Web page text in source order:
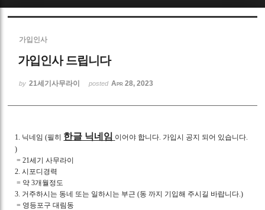
가입인사
가입인사 드립니다
by 21세기사무라이 posted Apr 28, 2023
1. 닉네임 (필히 한글 닉네임 이어야 합니다. 가입시 공지 되어 있습니다.
)
= 21세기 사무라이
2. 시포디경력
= 약 3개월정도
3. 거주하시는 동네 또는 일하시는 부근 (동 까지 기입해 주시길 바랍니다.)
= 영등포구 대림동
Sketchbook5, 스케치북5
Sketchbook5, 스케치북5